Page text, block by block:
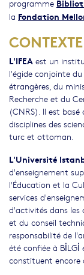
programme
la Fondation
L'IFEA est un
l'égide conjointe
étrangères, du
Recherche et du
(CNRS). Il est
disciplines des
turc et ottoman.
L'Université
d'enseignement
l'Éducation et la
services
d'activités dans les
et du conseil
responsabilité de
été confiée à
constituent encore